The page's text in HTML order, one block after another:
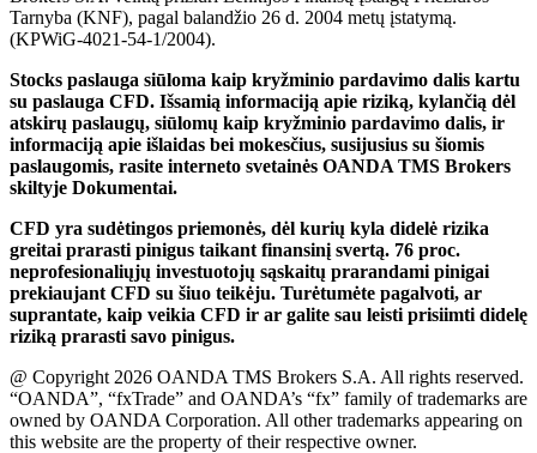
Tarnyba (KNF), pagal balandžio 26 d. 2004 metų įstatymą.
(KPWiG-4021-54-1/2004).
Stocks paslauga siūloma kaip kryžminio pardavimo dalis kartu
su paslauga CFD. Išsamią informaciją apie riziką, kylančią dėl
atskirų paslaugų, siūlomų kaip kryžminio pardavimo dalis, ir
informaciją apie išlaidas bei mokesčius, susijusius su šiomis
paslaugomis, rasite interneto svetainės OANDA TMS Brokers
skiltyje Dokumentai.
CFD yra sudėtingos priemonės, dėl kurių kyla didelė rizika
greitai prarasti pinigus taikant finansinį svertą. 76 proc.
neprofesionaliųjų investuotojų sąskaitų prarandami pinigai
prekiaujant CFD su šiuo teikėju. Turėtumėte pagalvoti, ar
suprantate, kaip veikia CFD ir ar galite sau leisti prisiimti didelę
riziką prarasti savo pinigus.
@ Copyright 2026 OANDA TMS Brokers S.A. All rights reserved.
“OANDA”, “fxTrade” and OANDA’s “fx” family of trademarks are
owned by OANDA Corporation. All other trademarks appearing on
this website are the property of their respective owner.